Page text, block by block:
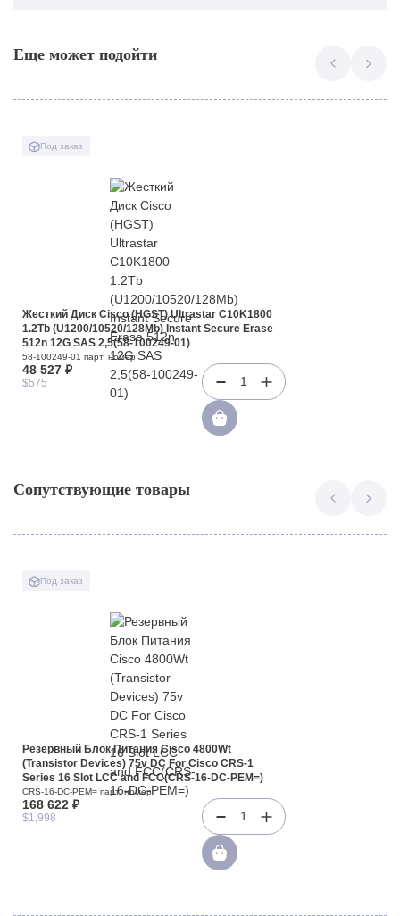
Еще может подойти
Под заказ
Жесткий Диск Cisco (HGST) Ultrastar C10K1800
1.2Tb (U1200/10520/128Mb) Instant Secure Erase
512n 12G SAS 2,5(58-100249-01)
58-100249-01 парт. номер
48 527 ₽
$575 1
Сопутствующие товары
Под заказ
Резервный Блок Питания Cisco 4800Wt
(Transistor Devices) 75v DC For Cisco CRS-1
Series 16 Slot LCC and FCC(CRS-16-DC-PEM=)
CRS-16-DC-PEM= парт. номер
168 622 ₽
$1,998 1